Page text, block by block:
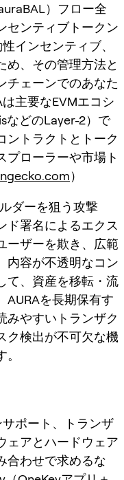
）フロー全
センティブトークン
インセンティブ、
め、その管理方法と
チェーンでのあなた
主要なEVMエコシ
などのLayer-2）で
ントラクトとトーク
プローラーや市場ト
）
ダーを狙う攻撃
ド署名によるエクス
ーザーを欺き、広範
内容が不透明なコン
て、資産を移転・流
AURAを長期保有す
みやすいトランザク
ク検出が不可欠な機
ポート、トランザ
ェアとハードウェア
合わせで求めるな